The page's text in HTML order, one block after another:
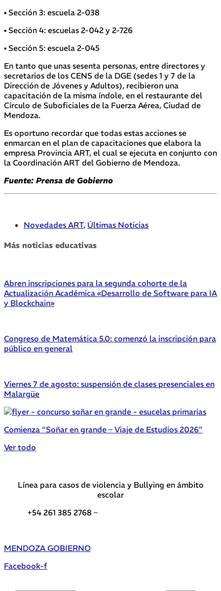
• Sección 3: escuela 2-038
• Sección 4: escuelas 2-042 y 2-726
• Sección 5: escuela 2-045
En tanto que unas sesenta personas, entre directores y
secretarios de los CENS de la DGE (sedes 1 y 7 de la
Dirección de Jóvenes y Adultos), recibieron una
capacitación de la misma índole, en el restaurante del
Círculo de Suboficiales de la Fuerza Aérea, Ciudad de
Mendoza.
Es oportuno recordar que todas estas acciones se
enmarcan en el plan de capacitaciones que elabora la
empresa Provincia ART, el cual se ejecuta en conjunto con
la Coordinación ART del Gobierno de Mendoza.
Fuente: Prensa de Gobierno
Novedades ART, Últimas Noticias
Más noticias educativas
Abren inscripciones para la segunda cohorte de la
Actualización Académica «Desarrollo de Software para IA
y Blockchain»
Congreso de Matemática 5.0: comenzó la inscripción para
público en general
Viernes 7 de agosto: suspensión de clases presenciales en
Malargüe
Comienza “Soñar en grande – Viaje de Estudios 2026”
Ver todo
Línea para casos de violencia y Bullying en ámbito
escolar
+54 261 385 2768 –
MENDOZA GOBIERNO
Facebook-f